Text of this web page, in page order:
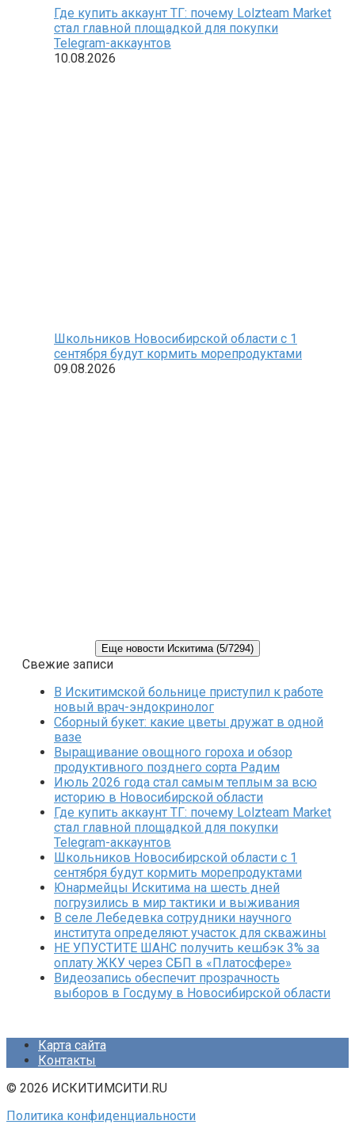
Где купить аккаунт ТГ: почему Lolzteam Market
стал главной площадкой для покупки
Telegram-аккаунтов
10.08.2026
Школьников Новосибирской области с 1
сентября будут кормить морепродуктами
09.08.2026
Еще новости Искитима (5/7294)
Свежие записи
В Искитимской больнице приступил к работе
новый врач-эндокринолог
Сборный букет: какие цветы дружат в одной
вазе
Выращивание овощного гороха и обзор
продуктивного позднего сорта Радим
Июль 2026 года стал самым теплым за всю
историю в Новосибирской области
Где купить аккаунт ТГ: почему Lolzteam Market
стал главной площадкой для покупки
Telegram-аккаунтов
Школьников Новосибирской области с 1
сентября будут кормить морепродуктами
Юнармейцы Искитима на шесть дней
погрузились в мир тактики и выживания
В селе Лебедевка сотрудники научного
института определяют участок для скважины
НЕ УПУСТИТЕ ШАНС получить кешбэк 3% за
оплату ЖКУ через СБП в «Платосфере»
Видеозапись обеспечит прозрачность
выборов в Госдуму в Новосибирской области
Карта сайта
Контакты
© 2026 ИСКИТИМСИТИ.RU
Политика конфиденциальности